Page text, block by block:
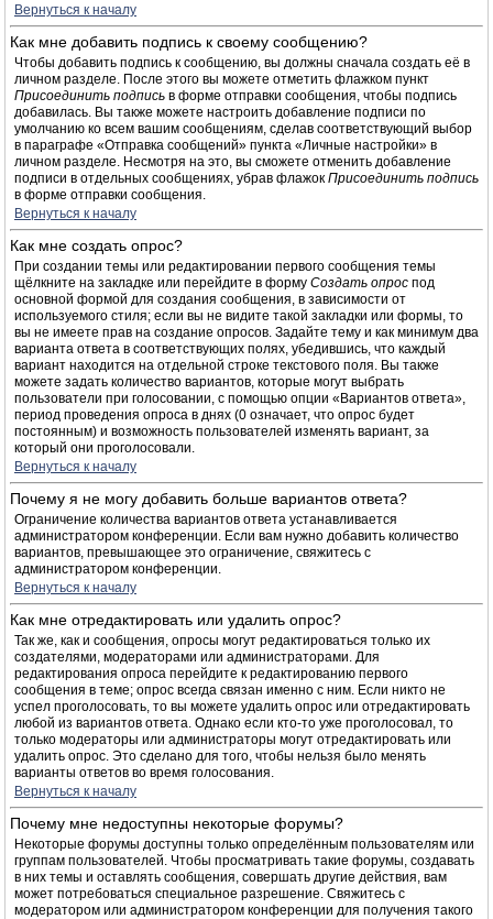
Вернуться к началу
Как мне добавить подпись к своему сообщению?
Чтобы добавить подпись к сообщению, вы должны сначала создать её в
личном разделе. После этого вы можете отметить флажком пункт
Присоединить подпись в форме отправки сообщения, чтобы подпись
добавилась. Вы также можете настроить добавление подписи по
умолчанию ко всем вашим сообщениям, сделав соответствующий выбор
в параграфе «Отправка сообщений» пункта «Личные настройки» в
личном разделе. Несмотря на это, вы сможете отменить добавление
подписи в отдельных сообщениях, убрав флажок Присоединить подпись
в форме отправки сообщения.
Вернуться к началу
Как мне создать опрос?
При создании темы или редактировании первого сообщения темы
щёлкните на закладке или перейдите в форму Создать опрос под
основной формой для создания сообщения, в зависимости от
используемого стиля; если вы не видите такой закладки или формы, то
вы не имеете прав на создание опросов. Задайте тему и как минимум два
варианта ответа в соответствующих полях, убедившись, что каждый
вариант находится на отдельной строке текстового поля. Вы также
можете задать количество вариантов, которые могут выбрать
пользователи при голосовании, с помощью опции «Вариантов ответа»,
период проведения опроса в днях (0 означает, что опрос будет
постоянным) и возможность пользователей изменять вариант, за
который они проголосовали.
Вернуться к началу
Почему я не могу добавить больше вариантов ответа?
Ограничение количества вариантов ответа устанавливается
администратором конференции. Если вам нужно добавить количество
вариантов, превышающее это ограничение, свяжитесь с
администратором конференции.
Вернуться к началу
Как мне отредактировать или удалить опрос?
Так же, как и сообщения, опросы могут редактироваться только их
создателями, модераторами или администраторами. Для
редактирования опроса перейдите к редактированию первого
сообщения в теме; опрос всегда связан именно с ним. Если никто не
успел проголосовать, то вы можете удалить опрос или отредактировать
любой из вариантов ответа. Однако если кто-то уже проголосовал, то
только модераторы или администраторы могут отредактировать или
удалить опрос. Это сделано для того, чтобы нельзя было менять
варианты ответов во время голосования.
Вернуться к началу
Почему мне недоступны некоторые форумы?
Некоторые форумы доступны только определённым пользователям или
группам пользователей. Чтобы просматривать такие форумы, создавать
в них темы и оставлять сообщения, совершать другие действия, вам
может потребоваться специальное разрешение. Свяжитесь с
модератором или администратором конференции для получения такого